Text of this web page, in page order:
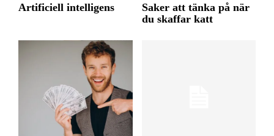
Artificiell intelligens
Saker att tänka på när
du skaffar katt